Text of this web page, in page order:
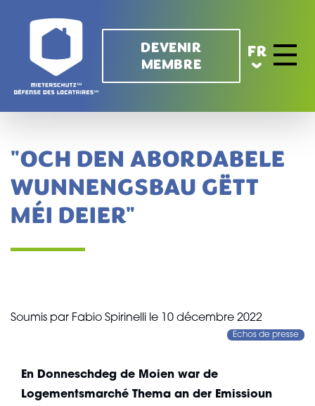
DEVENIR
MEMBRE
FR
Toggle
"OCH DEN ABORDABELE
WUNNENGSBAU GËTT
MÉI DEIER"
Soumis par Fabio Spirinelli le 10 décembre 2022
Echos de presse
En Donneschdeg de Moien war de
Logementsmarché Thema an der Emissioun